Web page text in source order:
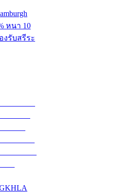
หนา 10
งรับสรีระ